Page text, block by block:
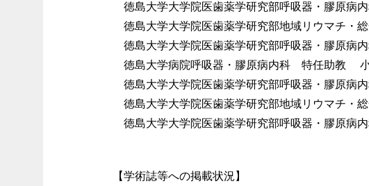
徳島大学大学院医歯薬学研究部呼吸器・膠原
徳島大学大学院医歯薬学研究部地域リウマチ
徳島大学大学院医歯薬学研究部呼吸器・膠原
徳島大学病院呼吸器・膠原病内科 特任助教
徳島大学大学院医歯薬学研究部呼吸器・膠原
徳島大学大学院医歯薬学研究部地域リウマチ
徳島大学大学院医歯薬学研究部呼吸器・膠原
【学術誌等への掲載状況】